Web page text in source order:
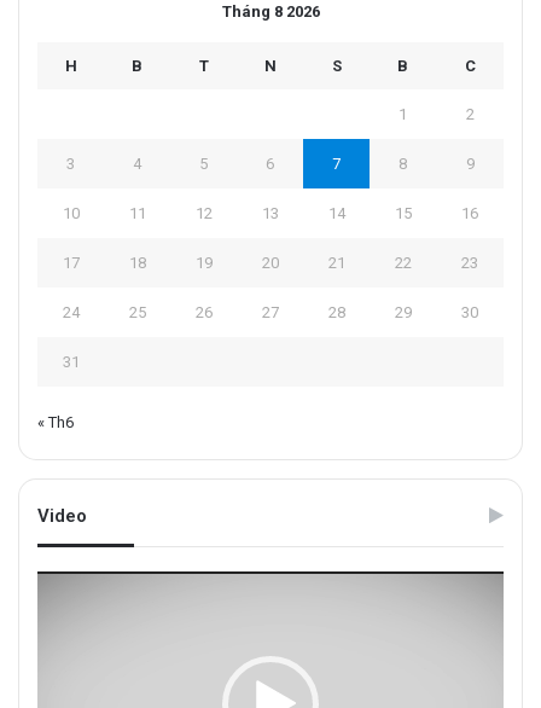
Tháng 8 2026
H B T N S B C
1 2
3 4 5 6 7 8 9
10 11 12 13 14 15 16
17 18 19 20 21 22 23
24 25 26 27 28 29 30
31
« Th6
Video